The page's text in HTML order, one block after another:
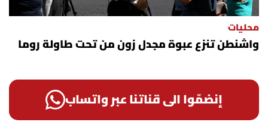
محليات
واشنطن تنزع عبوة مجدل زون من تحت طاولة روما
إنضمّوا الى قناتنا عبر واتساب